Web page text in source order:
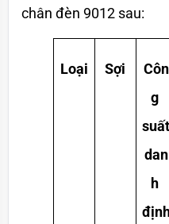
chân đèn 9012 sau:
Loại Sợi
Côn
g
suất
dan
h